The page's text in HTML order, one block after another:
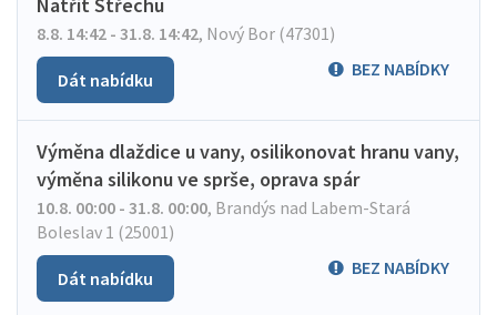
8.8. 14:42 - 31.8. 14:42, Nový Bor (47301)
BEZ NABÍDKY
Dát nabídku
Výměna dlaždice u vany, osilikonovat hranu vany,
výměna silikonu ve sprše, oprava spár
10.8. 00:00 - 31.8. 00:00, Brandýs nad Labem-Stará
Boleslav 1 (25001)
BEZ NABÍDKY
Dát nabídku